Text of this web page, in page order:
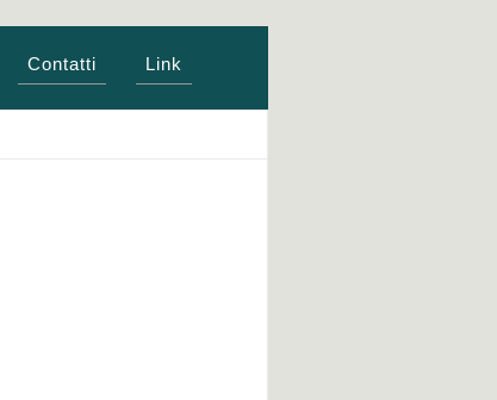
Contatti Link